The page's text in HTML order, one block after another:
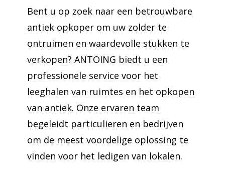
Bent u op zoek naar een betrouwbare
antiek opkoper om uw zolder te
ontruimen en waardevolle stukken te
verkopen? ANTOING biedt u een
professionele service voor het
leeghalen van ruimtes en het opkopen
van antiek. Onze ervaren team
begeleidt particulieren en bedrijven
om de meest voordelige oplossing te
vinden voor het ledigen van lokalen.